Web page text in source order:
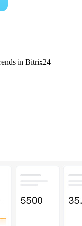
in Bitrix24